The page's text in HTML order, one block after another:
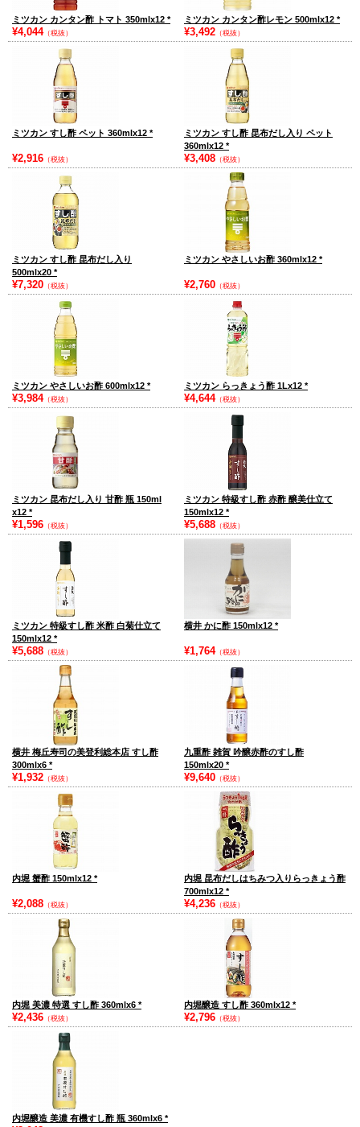
ミツカン カンタン酢 トマト 350mlx12 *
¥4,044（税抜）
ミツカン カンタン酢レモン 500mlx12 *
¥3,492 （税抜）
ミツカン すし酢 ペット 360mlx12 *
¥2,916 （税抜）
ミツカン すし酢 昆布だし入り ペット
360mlx12 *
¥3,408 （税抜）
ミツカン すし酢 昆布だし入り
500mlx20 *
¥7,320 （税抜）
ミツカン やさしいお酢 360mlx12 *
¥2,760 （税抜）
ミツカン やさしいお酢 600mlx12 *
¥3,984（税抜）
ミツカン らっきょう酢 1Lx12 *
¥4,644（税抜）
ミツカン 昆布だし入り 甘酢 瓶 150ml
x12 *
¥1,596 （税抜）
ミツカン 特級すし酢 赤酢 醸美仕立て
150mlx12 *
¥5,688 （税抜）
ミツカン 特級すし酢 米酢 白菊仕立て
150mlx12 *
¥5,688 （税抜）
横井 かに酢 150mlx12 *
¥1,764（税抜）
横井 梅丘寿司の美登利総本店 すし酢
300mlx6 *
¥1,932 （税抜）
九重酢 雑賀 吟醸赤酢のすし酢
150mlx20 *
¥9,640 （税抜）
内堀 蟹酢 150mlx12 *
¥2,088 （税抜）
内堀 昆布だしはちみつ入りらっきょう酢
700mlx12 *
¥4,236 （税抜）
内堀 美濃 特選 すし酢 360mlx6 *
¥2,436 （税抜）
内堀醸造 すし酢 360mlx12 *
¥2,796 （税抜）
内堀醸造 美濃 有機すし酢 瓶 360mlx6 *